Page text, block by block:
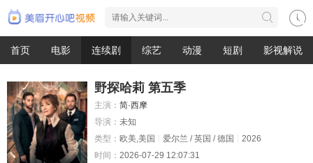
首页 电影 连续剧 综艺 动漫 短剧 影视解说
野探哈莉 第五季
主演： 简·西摩
导演： 未知
类型： 欧美,美国 爱尔兰 / 英国 / 德国
2026
时间： 2026-07-29 12:07:31